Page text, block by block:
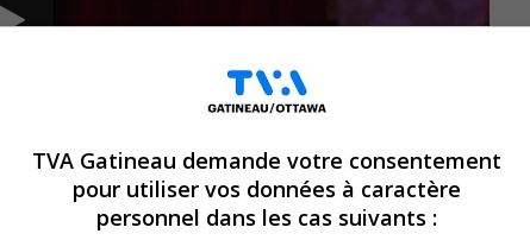
TVA Gatineau demande votre consentement
pour utiliser vos données à caractère
personnel dans les cas suivants :